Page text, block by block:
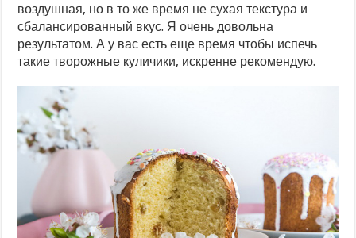
воздушная, но в то же время не сухая текстура и
сбалансированный вкус. Я очень довольна
результатом. А у вас есть еще время чтобы испечь
такие творожные куличики, искренне рекомендую.